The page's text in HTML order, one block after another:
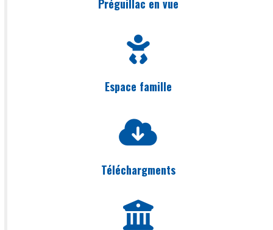
Préguillac en vue
Espace famille
Téléchargments